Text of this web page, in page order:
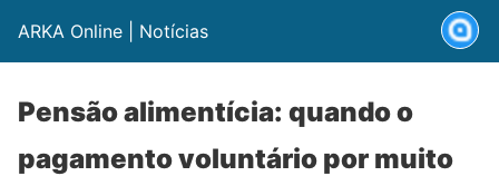
ARKA Online | Notícias
Pensão alimentícia: quando o
pagamento voluntário por muito